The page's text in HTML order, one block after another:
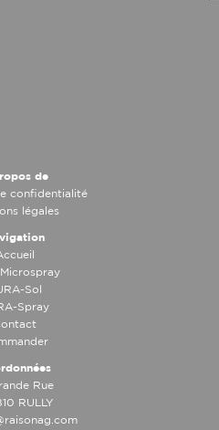
de
confidentialité
légales
Sol
Spray
Rue
RULLY